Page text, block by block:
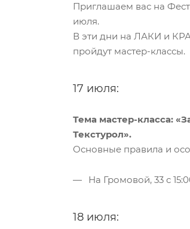
Приглашаем вас на
июля.
В эти дни на ЛАКИ и
пройдут мастер-классы.
17 июля:
Тема мастер-класса:
Текстурол».
Основные правила и
На Громовой, 33 с
18 июля: